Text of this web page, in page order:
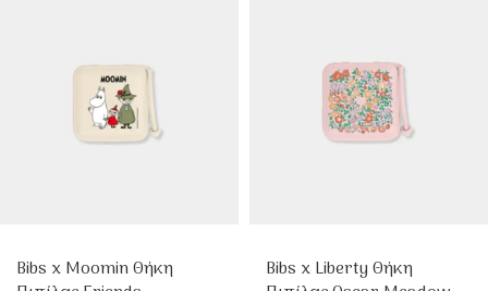
Bibs x Moomin Θήκη
Bibs x Liberty Θήκη